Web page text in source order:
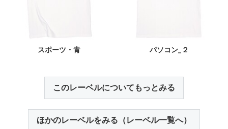
スポーツ・青 パソコン_２
このレーベルについてもっとみる
ほかのレーベルをみる（レーベル一覧へ）